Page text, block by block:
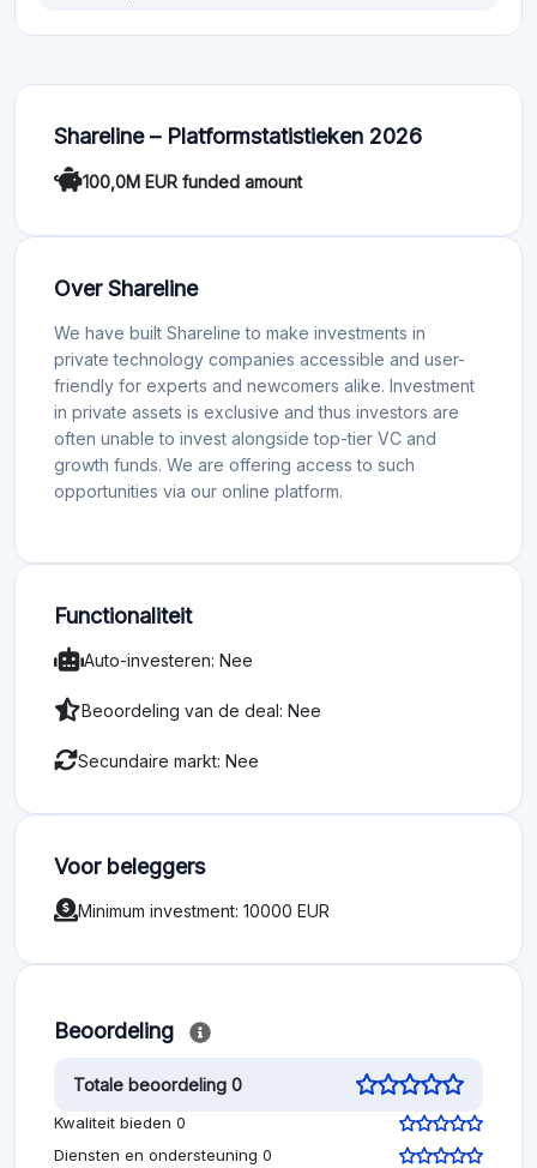
Shareline – Platformstatistieken 2026
100,0M EUR funded amount
Over Shareline
We have built Shareline to make investments in
private technology companies accessible and user-
friendly for experts and newcomers alike. Investment
in private assets is exclusive and thus investors are
often unable to invest alongside top-tier VC and
growth funds. We are offering access to such
opportunities via our online platform.
Functionaliteit
Auto-investeren: Nee
Beoordeling van de deal: Nee
Secundaire markt: Nee
Voor beleggers
Minimum investment: 10000 EUR
Beoordeling
Totale beoordeling 0
Kwaliteit bieden 0
Diensten en ondersteuning 0